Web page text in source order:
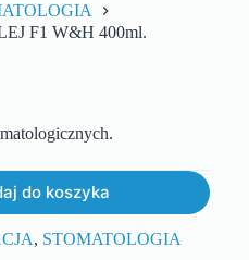
F1 W&H 400ml.
do koszyka
, STOMATOLOGIA